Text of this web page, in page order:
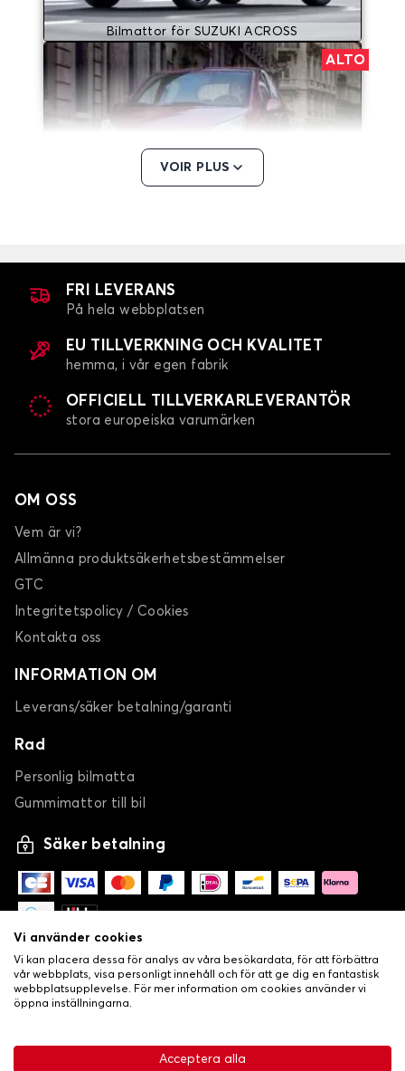
Bilmattor för SUZUKI ACROSS
ALTO
BALENO
Bilmattor för SUZUKI GRAND VITARA
Bilmattor för SUZUKI IGNIS
VOIR PLUS
FRI LEVERANS
På hela webbplatsen
EU TILLVERKNING OCH KVALITET
hemma, i vår egen fabrik
OFFICIELL TILLVERKARLEVERANTÖR
stora europeiska varumärken
OM OSS
Vem är vi?
Allmänna produktsäkerhetsbestämmelser
GTC
Integritetspolicy / Cookies
Kontakta oss
INFORMATION OM
Leverans/säker betalning/garanti
Rad
Personlig bilmatta
Gummimattor till bil
Säker betalning
© Copyright 2026 Lovecar-Allmänna försäljningsvillkor•
Vi använder cookies
Vi kan placera dessa för analys av våra besökardata, för att förbättra
vår webbplats, visa personligt innehåll och för att ge dig en fantastisk
webbplatsupplevelse. För mer information om cookies använder vi
öppna inställningarna.
Acceptera alla